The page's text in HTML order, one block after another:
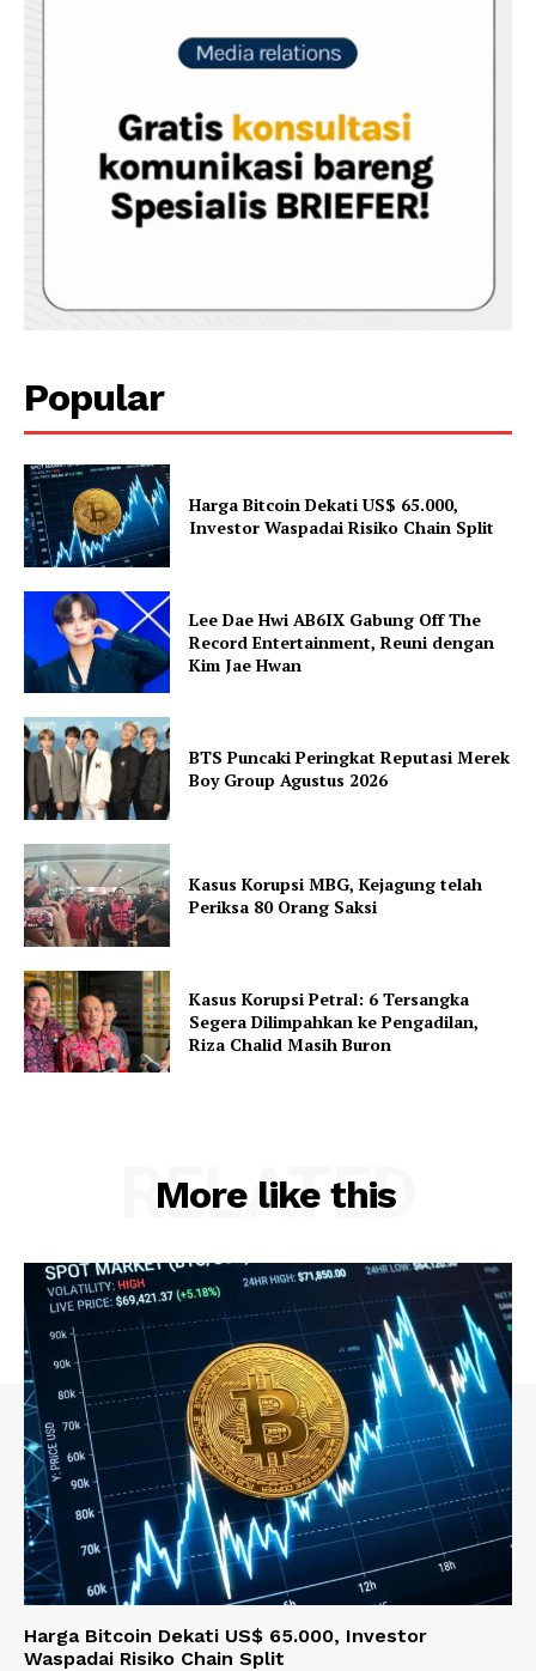
Popular
Harga Bitcoin Dekati US$ 65.000,
Investor Waspadai Risiko Chain Split
Lee Dae Hwi AB6IX Gabung Off The
Record Entertainment, Reuni dengan
Kim Jae Hwan
BTS Puncaki Peringkat Reputasi Merek
Boy Group Agustus 2026
Kasus Korupsi MBG, Kejagung telah
Periksa 80 Orang Saksi
Kasus Korupsi Petral: 6 Tersangka
Segera Dilimpahkan ke Pengadilan,
Riza Chalid Masih Buron
More like this
RELATED
Harga Bitcoin Dekati US$ 65.000, Investor
Waspadai Risiko Chain Split